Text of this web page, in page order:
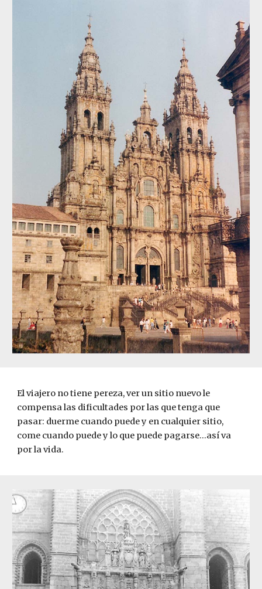
El viajero no tiene pereza, ver un sitio nuevo le
compensa las dificultades por las que tenga que
pasar: duerme cuando puede y en cualquier sitio,
come cuando puede y lo que puede pagarse…así va
por la vida.